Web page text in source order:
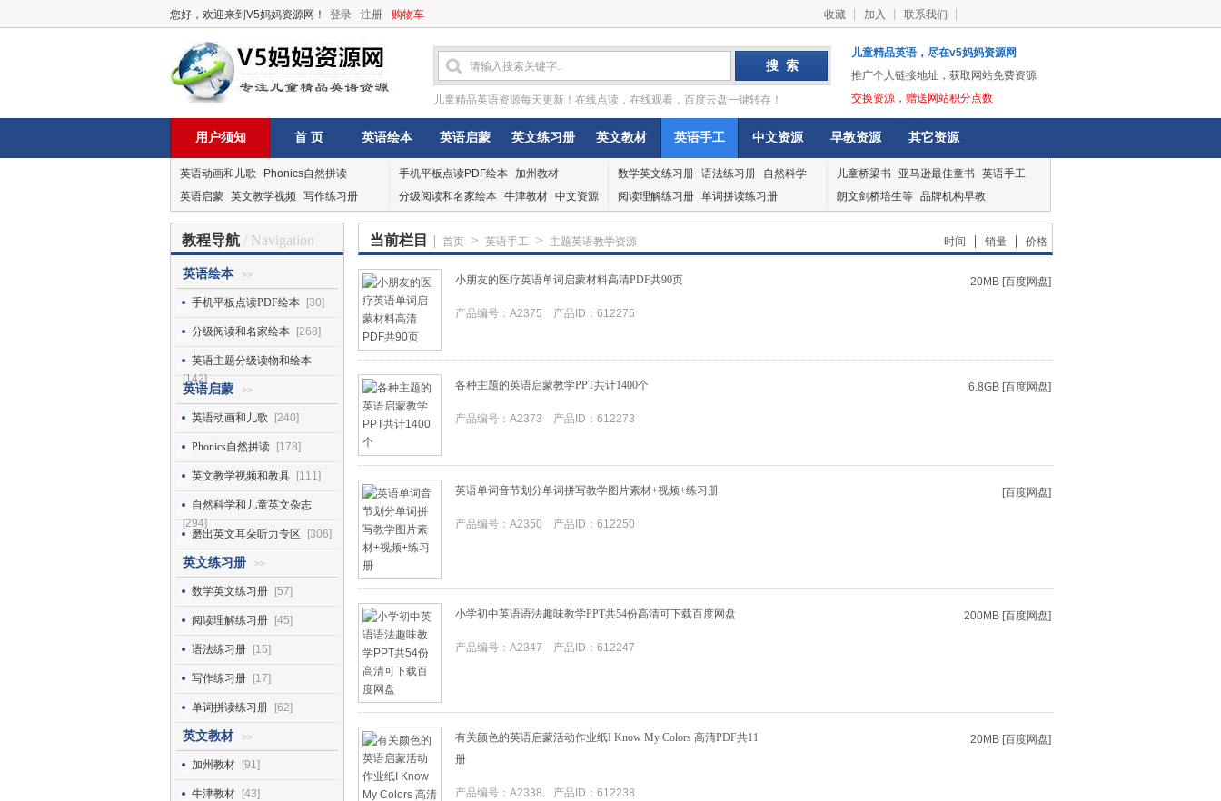
您好，欢迎来到V5妈妈资源网！ 登录 注册 购物车 收藏 加入 联系我们
儿童精品英语资源每天更新！在线点读，在线观看，百度云盘一键转存！
儿童精品英语，尽在v5妈妈资源网
推广个人链接地址，获取网站免费资源
交换资源，赠送网站积分点数
用户须知 首 页 英语绘本 英语启蒙 英文练习册 英文教材 英语手工 中文资源 早教资源 其它资源
英语动画和儿歌
Phonics自然拼读
英语启蒙 英文教学视频 写作练习册
手机平板点读PDF绘本 加州教材
分级阅读和名家绘本 牛津教材 中文资源
数学英文练习册 语法练习册
自然科学
阅读理解练习册 单词拼读练习册
儿童桥梁书 亚马逊最佳童书 英语手工
朗文剑桥培生等 品牌机构早教
教程导航 / Navigation
英语绘本 >>
手机平板点读PDF绘本 [30]
分级阅读和名家绘本 [268]
英语主题分级读物和绘本
[142]
英语启蒙 >>
英语动画和儿歌 [240]
Phonics自然拼读 [178]
英文教学视频和教具 [111]
自然科学和儿童英文杂志
[294]
磨出英文耳朵听力专区
[306]
英文练习册 >>
数学英文练习册 [57]
阅读理解练习册 [45]
语法练习册 [15]
写作练习册 [17]
单词拼读练习册 [62]
英文教材 >>
加州教材 [91]
牛津教材 [43]
当前栏目 | 首页 > 英语手工 > 主题英语教学资源 时间 | 销量 | 价格
小朋友的医疗英语单词启蒙材料高清PDF共90页
产品编号：A2375 产品ID：612275
20MB [百度网盘]
各种主题的英语启蒙教学PPT共计1400个
产品编号：A2373 产品ID：612273
6.8GB [百度网盘]
英语单词音节划分单词拼写教学图片素材+视频+练习册
产品编号：A2350 产品ID：612250
[百度网盘]
小学初中英语语法趣味教学PPT共54份高清可下载百度网盘
产品编号：A2347 产品ID：612247
200MB [百度网盘]
有关颜色的英语启蒙活动作业纸I Know My Colors 高清PDF共11
册
产品编号：A2338 产品ID：612238
20MB [百度网盘]